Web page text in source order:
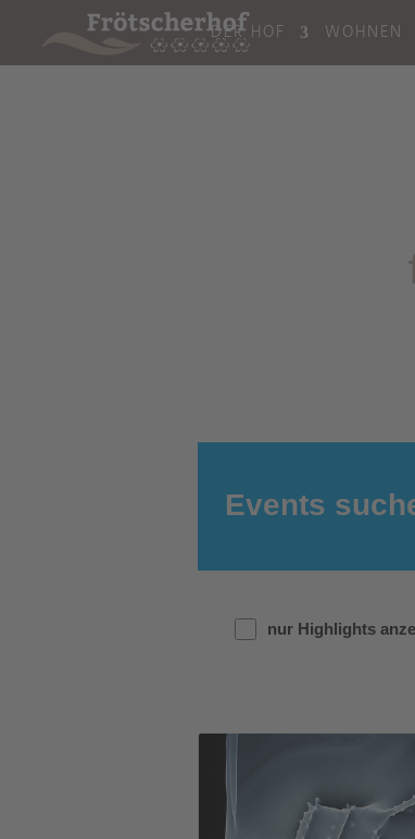
DER HOF WOHNEN
Events
nur Highlights